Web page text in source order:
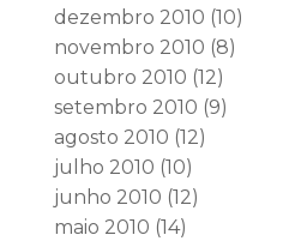
dezembro 2010 (10)
novembro 2010 (8)
outubro 2010 (12)
setembro 2010 (9)
agosto 2010 (12)
julho 2010 (10)
junho 2010 (12)
maio 2010 (14)